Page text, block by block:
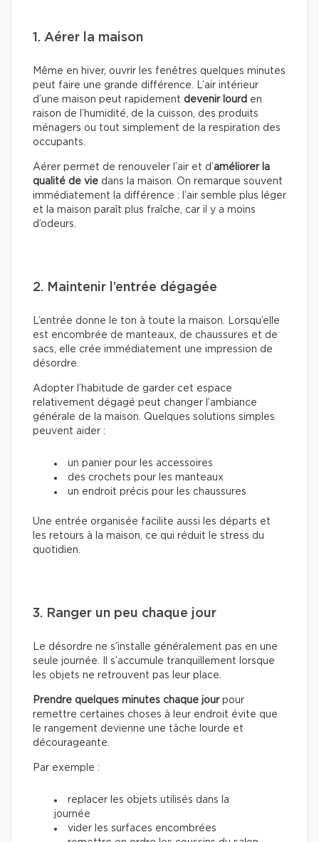
1. Aérer la maison
Même en hiver, ouvrir les fenêtres quelques minutes
peut faire une grande différence. L’air intérieur
d’une maison peut rapidement devenir lourd en
raison de l’humidité, de la cuisson, des produits
ménagers ou tout simplement de la respiration des
occupants.
Aérer permet de renouveler l’air et d’améliorer la
qualité de vie dans la maison. On remarque souvent
immédiatement la différence : l’air semble plus léger
et la maison paraît plus fraîche, car il y a moins
d’odeurs.
2. Maintenir l’entrée dégagée
L’entrée donne le ton à toute la maison. Lorsqu’elle
est encombrée de manteaux, de chaussures et de
sacs, elle crée immédiatement une impression de
désordre.
Adopter l’habitude de garder cet espace
relativement dégagé peut changer l’ambiance
générale de la maison. Quelques solutions simples
peuvent aider :
un panier pour les accessoires
des crochets pour les manteaux
un endroit précis pour les chaussures
Une entrée organisée facilite aussi les départs et
les retours à la maison, ce qui réduit le stress du
quotidien.
3. Ranger un peu chaque jour
Le désordre ne s’installe généralement pas en une
seule journée. Il s’accumule tranquillement lorsque
les objets ne retrouvent pas leur place.
Prendre quelques minutes chaque jourpour
remettre certaines choses à leur endroit évite que
le rangement devienne une tâche lourde et
décourageante.
Par exemple :
replacer les objets utilisés dans la
journée
vider les surfaces encombrées